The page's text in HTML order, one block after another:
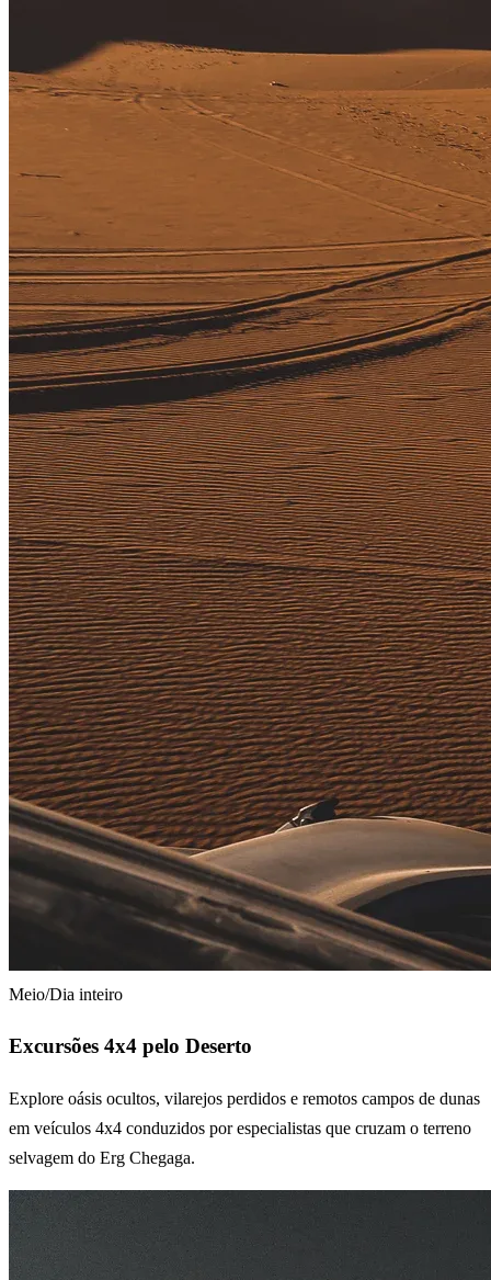
Meio/Dia inteiro
Excursões 4x4 pelo Deserto
Explore oásis ocultos, vilarejos perdidos e remotos campos de dunas
em veículos 4x4 conduzidos por especialistas que cruzam o terreno
selvagem do Erg Chegaga.